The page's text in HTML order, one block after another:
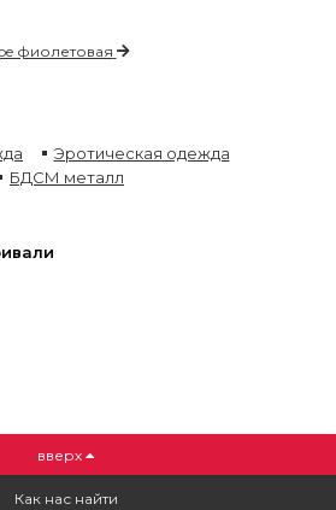
фиолетовая
Эротическая одежда
БДСМ металл
вверх
Как нас найти